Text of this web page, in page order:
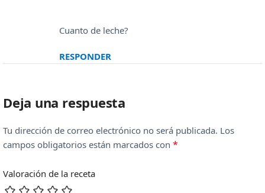
Cuanto de leche?
RESPONDER
Deja una respuesta
Tu dirección de correo electrónico no será publicada. Los
campos obligatorios están marcados con *
Valoración de la receta